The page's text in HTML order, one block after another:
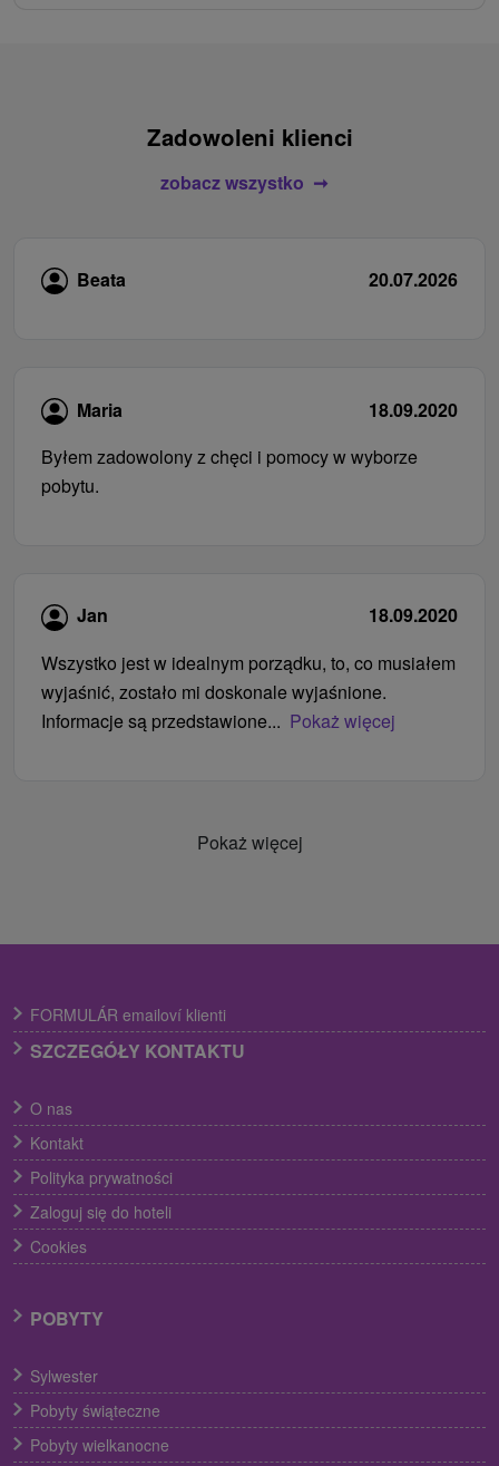
Zadowoleni klienci
zobacz wszystko
Beata 20.07.2026
Maria
18.09.2020
Byłem zadowolony z chęci i pomocy w wyborze
pobytu.
Jan
18.09.2020
Wszystko jest w idealnym porządku, to, co musiałem
wyjaśnić, zostało mi doskonale wyjaśnione.
Informacje są przedstawione... Pokaż więcej
Pokaż więcej
FORMULÁR emailoví klienti
SZCZEGÓŁY KONTAKTU
O nas
Kontakt
Polityka prywatności
Zaloguj się do hoteli
Cookies
POBYTY
Sylwester
Pobyty świąteczne
Pobyty wielkanocne